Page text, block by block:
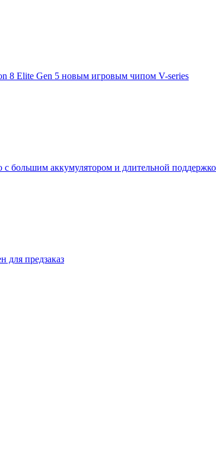
8 Elite Gen 5 новым игровым чипом V-series
с большим аккумулятором и длительной
для предзаказ